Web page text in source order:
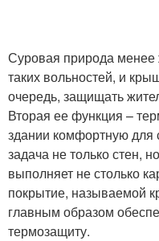
Суровая природа менее
таких вольностей, и
очередь, защищать
Вторая ее функция –
здании комфортную для
задача не только стен,
выполняет не столько
покрытие, называемой
главным образом
термозащиту.